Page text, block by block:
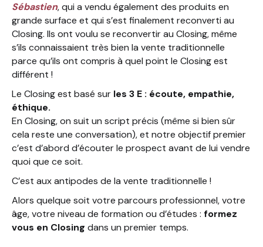
Sébastien, qui a vendu également des produits en
grande surface et qui s’est finalement reconverti au
Closing. Ils ont voulu se reconvertir au Closing, même
s’ils connaissaient très bien la vente traditionnelle
parce qu’ils ont compris à quel point le Closing est
différent !
Le Closing est basé sur les 3 E : écoute, empathie,
éthique.
En Closing, on suit un script précis (même si bien sûr
cela reste une conversation), et notre objectif premier
c’est d’abord d’écouter le prospect avant de lui vendre
quoi que ce soit.
C’est aux antipodes de la vente traditionnelle !
Alors quelque soit votre parcours professionnel, votre
âge, votre niveau de formation ou d’études : formez
vous en Closing dans un premier temps.